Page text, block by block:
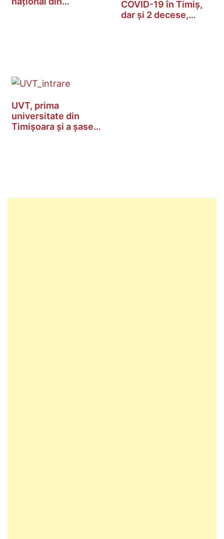
COVID-19 în Timiș,
dar și 2 decese,…
UVT, prima
universitate din
Timișoara și a șasea